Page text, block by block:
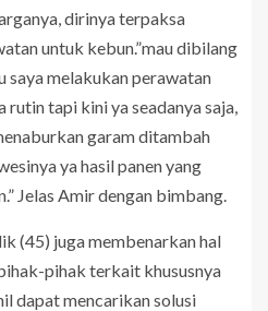
dirinya terpaksa
untuk kebun.”mau dibilang
saya melakukan perawatan
rutin tapi kini ya seadanya saja,
garam ditambah
ya hasil panen yang
Jelas Amir dengan bimbang.
(45) juga membenarkan hal
pihak terkait khususnya
dapat mencarikan solusi